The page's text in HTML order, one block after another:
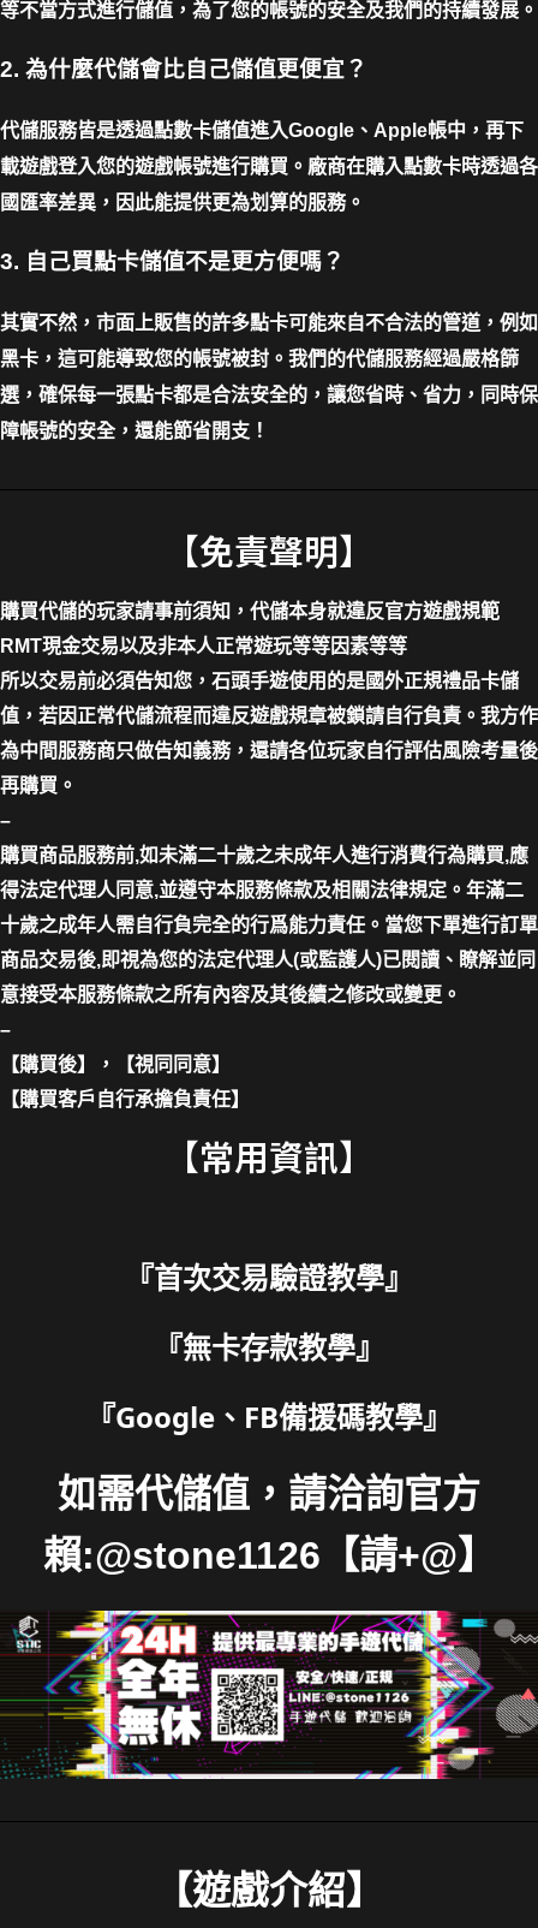
等不當方式進行儲值，為了您的帳號的安全及我們的持續發展。
2. 為什麼代儲會比自己儲值更便宜？
代儲服務皆是透過點數卡儲值進入Google、Apple帳中，再下
載遊戲登入您的遊戲帳號進行購買。廠商在購入點數卡時透過各
國匯率差異，因此能提供更為划算的服務。
3. 自己買點卡儲值不是更方便嗎？
其實不然，市面上販售的許多點卡可能來自不合法的管道，例如
黑卡，這可能導致您的帳號被封。我們的代儲服務經過嚴格篩
選，確保每一張點卡都是合法安全的，讓您省時、省力，同時保
障帳號的安全，還能節省開支！
【免責聲明】
購買代儲的玩家請事前須知，代儲本身就違反官方遊戲規範
RMT現金交易以及非本人正常遊玩等等因素等等
所以交易前必須告知您，石頭手遊使用的是國外正規禮品卡儲
值，若因正常代儲流程而違反遊戲規章被鎖請自行負責。我方作
為中間服務商只做告知義務，還請各位玩家自行評估風險考量後
再購買。
–
購買商品服務前,如未滿二十歲之未成年人進行消費行為購買,應
得法定代理人同意,並遵守本服務條款及相關法律規定。年滿二
十歲之成年人需自行負完全的行爲能力責任。當您下單進行訂單
商品交易後,即視為您的法定代理人(或監護人)已閱讀、瞭解並同
意接受本服務條款之所有內容及其後續之修改或變更。
–
【購買後】，【視同同意】
【購買客戶自行承擔負責任】
【常用資訊】
『首次交易驗證教學』
『無卡存款教學』
『Google、FB備援碼教學』
如需代儲值，請洽詢官方
賴:@stone1126【請+@】
【遊戲介紹】